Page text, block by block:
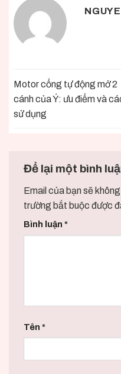
Motor cổng tự động mở 2
cánh của Ý: ưu điểm và
sử dụng
Để lại một bình
Email của bạn sẽ
trường bắt buộc được
Bình luận *
Tên *